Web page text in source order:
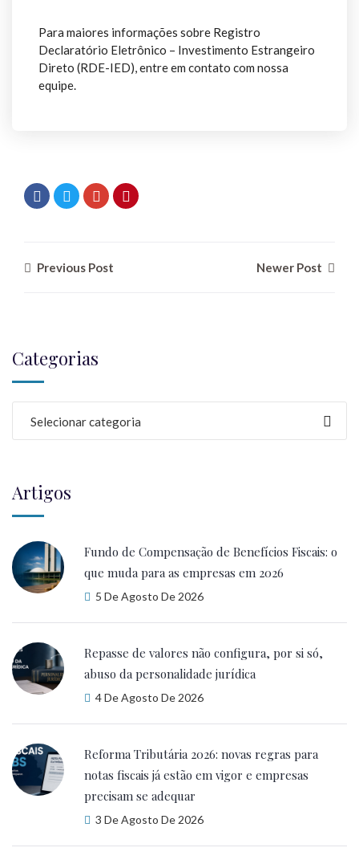
Para maiores informações sobre Registro
Declaratório Eletrônico – Investimento Estrangeiro
Direto (RDE-IED), entre em contato com nossa
equipe.
Previous Post Newer Post
Categorias
Selecionar categoria
Artigos
Fundo de Compensação de Benefícios Fiscais: o
que muda para as empresas em 2026
5 De Agosto De 2026
Repasse de valores não configura, por si só,
abuso da personalidade jurídica
4 De Agosto De 2026
Reforma Tributária 2026: novas regras para
notas fiscais já estão em vigor e empresas
precisam se adequar
3 De Agosto De 2026